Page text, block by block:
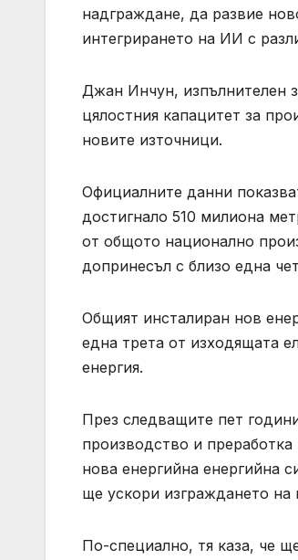
надграждане, да развие
интегрирането на ИИ с
Джан Инчун, изпълнителен
цялостния капацитет за
новите източници.
Официалните данни
достигнало 510 милиона
от общото национално
допринесъл с близо една
Общият инсталиран нов
една трета от изходящата
енергия.
През следващите пет
производство и
нова енергийна енергийна
ще ускори изграждането на
По-специално, тя каза, че